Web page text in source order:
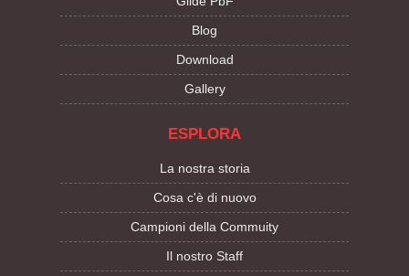
Blog
Download
Gallery
ESPLORA
La nostra storia
Cosa c'è di nuovo
Campioni della Commuity
Il nostro Staff